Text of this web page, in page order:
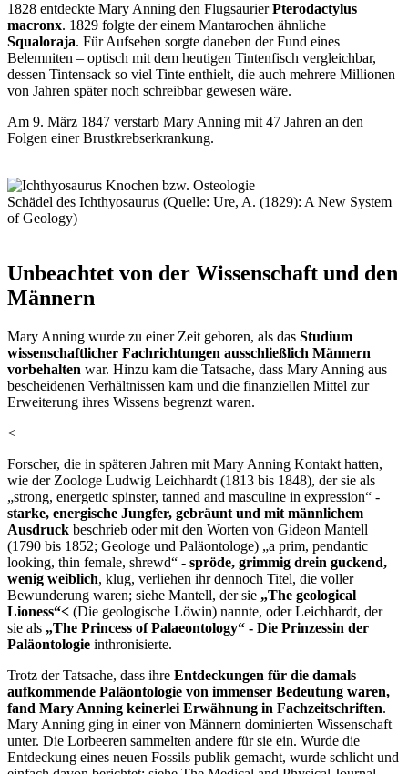
1828 entdeckte Mary Anning den FlugsaurierPterodactylus
macronx. 1829 folgte der einem Mantarochen ähnliche
Squaloraja. Für Aufsehen sorgte daneben der Fund eines
Belemniten – optisch mit dem heutigen Tintenfisch vergleichbar,
dessen Tintensack so viel Tinte enthielt, die auch mehrere Millionen
von Jahren später noch schreibbar gewesen wäre.
Am 9. März 1847 verstarb Mary Anning mit 47 Jahren an den
Folgen einer Brustkrebserkrankung.
Schädel des Ichthyosaurus (Quelle: Ure, A. (1829): A New System
of Geology)
Unbeachtet von der Wissenschaft und den
Männern
Mary Anning wurde zu einer Zeit geboren, als das Studium
wissenschaftlicher Fachrichtungen ausschließlich Männern
vorbehalten war. Hinzu kam die Tatsache, dass Mary Anning aus
bescheidenen Verhältnissen kam und die finanziellen Mittel zur
Erweiterung ihres Wissens begrenzt waren.
<
Forscher, die in späteren Jahren mit Mary Anning Kontakt hatten,
wie der Zoologe Ludwig Leichhardt (1813 bis 1848), der sie als
„strong, energetic spinster, tanned and masculine in expression“ -
starke, energische Jungfer, gebräunt und mit männlichem
Ausdruck beschrieb oder mit den Worten von Gideon Mantell
(1790 bis 1852; Geologe und Paläontologe) „a prim, pendantic
looking, thin female, shrewd“ - spröde, grimmig drein guckend,
wenig weiblich, klug, verliehen ihr dennoch Titel, die voller
Bewunderung waren; siehe Mantell, der sie „The geological
Lioness“< (Die geologische Löwin) nannte, oder Leichhardt, der
sie als „The Princess of Palaeontology“ - Die Prinzessin der
Paläontologie inthronisierte.
Trotz der Tatsache, dass ihre Entdeckungen für die damals
aufkommende Paläontologie von immenser Bedeutung waren,
fand Mary Anning keinerlei Erwähnung in Fachzeitschriften.
Mary Anning ging in einer von Männern dominierten Wissenschaft
unter. Die Lorbeeren sammelten andere für sie ein. Wurde die
Entdeckung eines neuen Fossils publik gemacht, wurde schlicht und